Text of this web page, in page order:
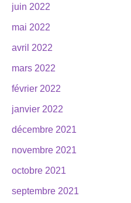
juin 2022
mai 2022
avril 2022
mars 2022
février 2022
janvier 2022
décembre 2021
novembre 2021
octobre 2021
septembre 2021